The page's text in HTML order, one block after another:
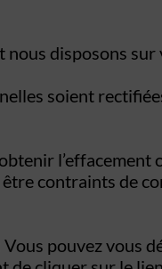
nous disposons
soient
contraints de
pouvez vous